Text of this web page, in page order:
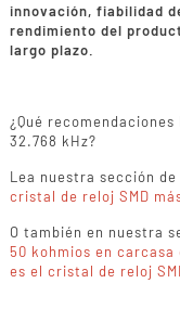
innovación, fiabilidad
rendimiento del
largo plazo.
¿Qué
32.768 kHz?
Lea nuestra sección
cristal de reloj SMD
O también en nuestra
50 kohmios en
es el cristal de reloj